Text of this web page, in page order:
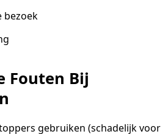
bezoek
Fouten Bij
gebruiken (schadelijk voor